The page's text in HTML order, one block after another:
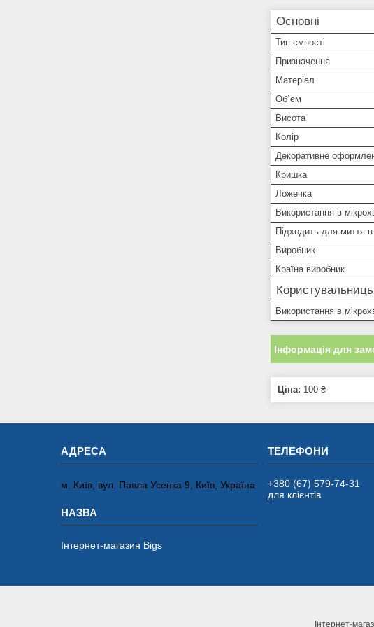
Основні
Тип ємності
Призначення
Матеріал
Об`єм
Висота
Колір
Декоративне
Кришка
Ложечка
Використання в
Підходить для миття
Виробник
Країна виробник
Використання в
Інформація для
Ціна: 100 ₴
м. Київ, вул. Павла Усенка 9, Київ, Україна
Інтернет-магазин Bigs
+380 (67) 579-74-31
для клієнтів